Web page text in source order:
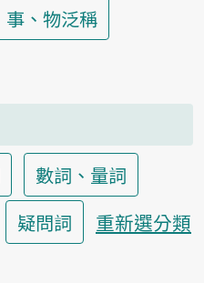
事、物泛稱
數詞、量詞
疑問詞 重新選分類